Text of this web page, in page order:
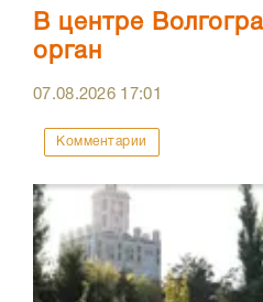
В центре
орган
07.08.2026 17:01
Комментарии